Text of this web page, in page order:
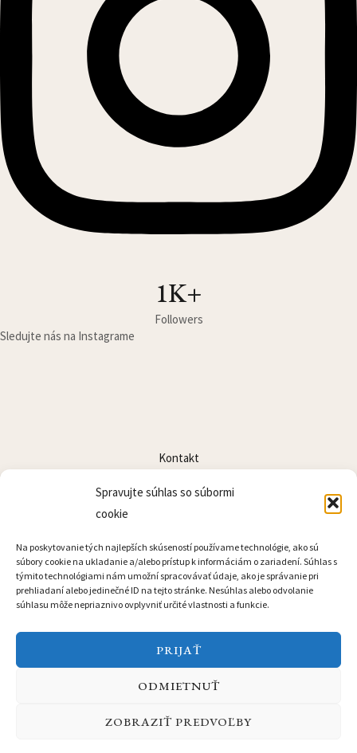
Spravujte súhlas so súbormi
cookie
Na poskytovanie tých najlepších skúseností používame technológie, ako sú
súbory cookie na ukladanie a/alebo prístup k informáciám o zariadení. Súhlas s
týmito technológiami nám umožní spracovávať údaje, ako je správanie pri
prehliadaní alebo jedinečné ID na tejto stránke. Nesúhlas alebo odvolanie
súhlasu môže nepriaznivo ovplyvniť určité vlastnosti a funkcie.
PRIJAŤ
ODMIETNUŤ
ZOBRAZIŤ PREDVOĽBY
1K+
Followers
Sledujte nás na Instagrame
Kontakt
Lokalita
© 2026 Apartmány Sileas | created by Leafnet s.r.o.
Zásady a spôsob ochrany spracúvania osobných
Prevádzkovateľ eviduje tržby v súlade so zákonom č. 384/2025 Z. z. o